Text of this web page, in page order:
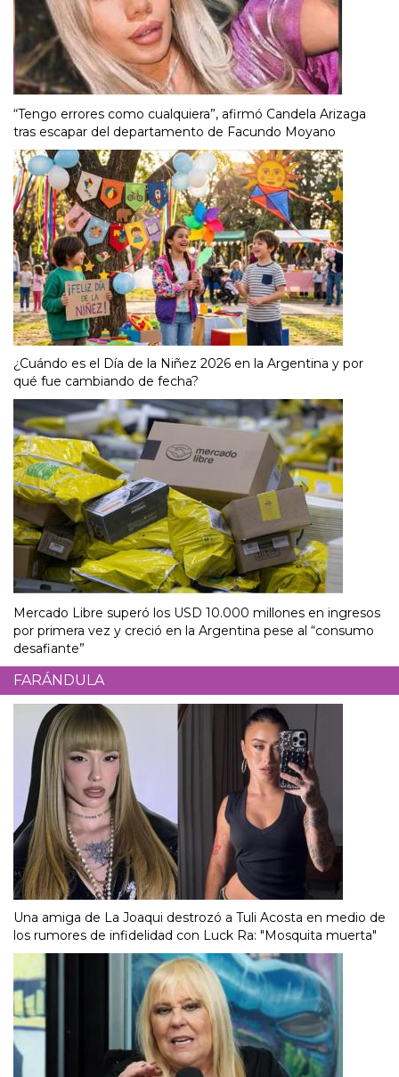
“Tengo errores como cualquiera”, afirmó Candela Arizaga
tras escapar del departamento de Facundo Moyano
¿Cuándo es el Día de la Niñez 2026 en la Argentina y por
qué fue cambiando de fecha?
Mercado Libre superó los USD 10.000 millones en ingresos
por primera vez y creció en la Argentina pese al “consumo
desafiante”
FARÁNDULA
Una amiga de La Joaqui destrozó a Tuli Acosta en medio de
los rumores de infidelidad con Luck Ra: "Mosquita muerta"